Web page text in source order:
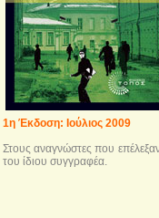
1η Έκδοση: Ιούλιος 2009
Στους αναγνώστες που
του ίδιου συγγραφέα.